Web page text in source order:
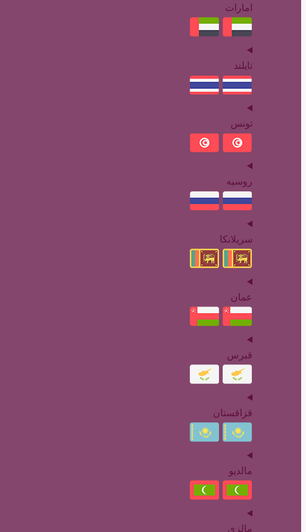
امارات
تایلند
تونس
روسیه
سریلانکا
عمان
قبرس
قزاقستان
مالدیو
مالزی